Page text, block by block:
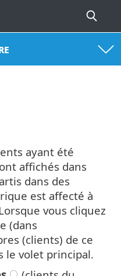
ayant été
affichés dans
dans des
est affecté à
vous cliquez
(dans
(clients) de ce
le volet principal.